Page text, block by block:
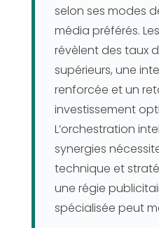
selon ses modes
média préférés.
révèlent des taux
supérieurs, une
renforcée et un
investissement
L’orchestration
synergies
technique et
une régie
spécialisée peut